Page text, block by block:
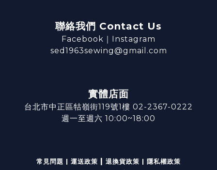
聯絡我們 Contact Us
Facebook ｜ Instagram
sed1963sewing@gmail.com
實體店面
台北市中正區牯嶺街119號1樓 02-2367-0222
週一至週六 10:00~18:00
常見問題 | 運送政策 | 退換貨政策 | 隱私權政策